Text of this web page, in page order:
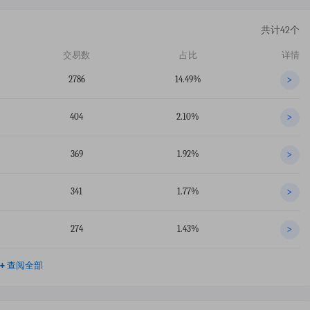
共计42个
交易数 占比 详情
2786 14.49% >
404 2.10% >
369 1.92% >
341 1.77% >
274 1.43% >
查阅全部